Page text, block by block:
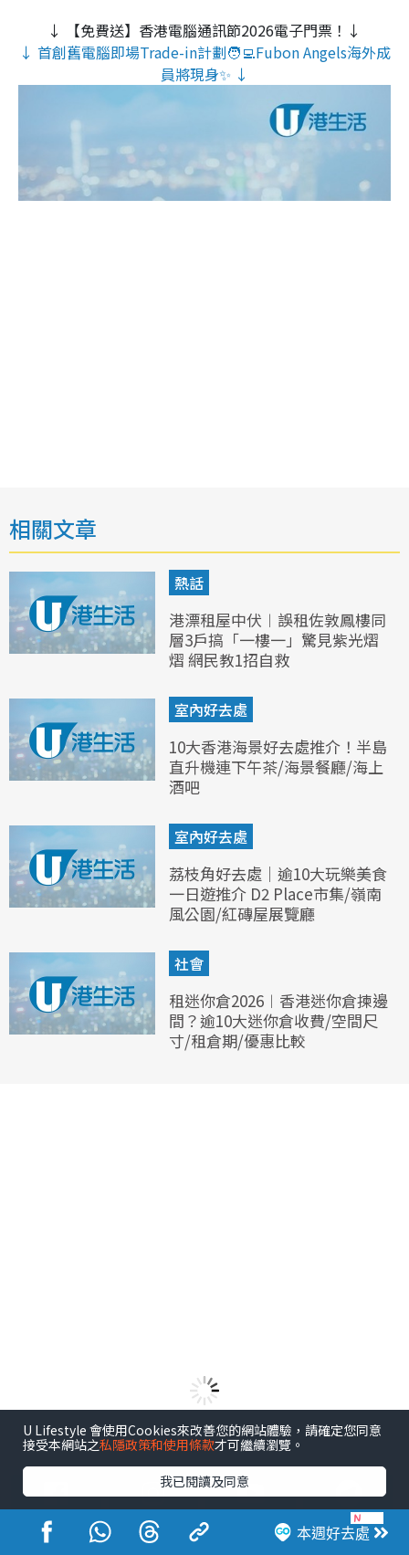
↓ 【免費送】香港電腦通訊節2026電子門票！↓
↓ 首創舊電腦即場Trade-in計劃🧑‍💻Fubon Angels海外成
員將現身✨ ↓
相關文章
熱話
港漂租屋中伏︱誤租佐敦鳳樓同
層3戶搞「一樓一」驚見紫光熠
熠 網民教1招自救
室內好去處
10大香港海景好去處推介！半島
直升機連下午茶/海景餐廳/海上
酒吧
室內好去處
荔枝角好去處｜逾10大玩樂美食
一日遊推介 D2 Place市集/嶺南
風公園/紅磚屋展覽廳
社會
租迷你倉2026︱香港迷你倉揀邊
間？逾10大迷你倉收費/空間尺
寸/租倉期/優惠比較
本週好去處
港玩港食港生活
U Lifestyle 會使用Cookies來改善您的網站體驗，請確定您同意
接受本網站之私隱政策和使用條款才可繼續瀏覽。
我已閱讀及同意